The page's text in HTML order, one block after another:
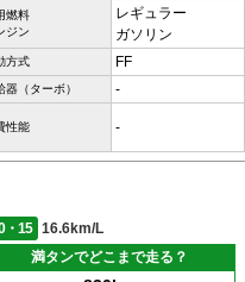
燃料
ジン
レギュラー
ガソリン
方式 FF
器（ターボ） -
性能 -
・15
16.6km/L
満タンでどこまで走る？